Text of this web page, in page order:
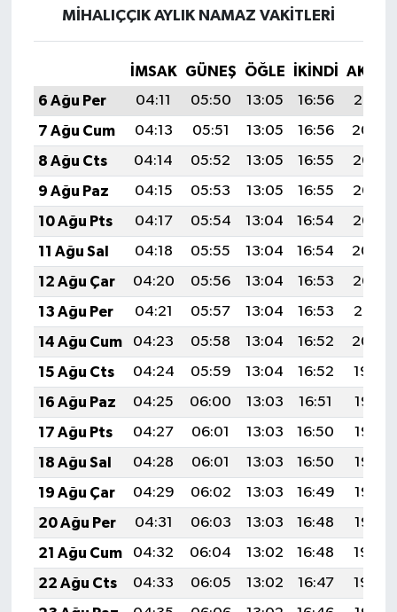
MIHALIÇÇIK AYLIK NAMAZ VAKITLERI
İMSAK GÜNEŞ ÖĞLE İKINDI
6 Ağu Per
04:11 05:50 13:05 16:56
20:10
7 Ağu Cum
04:13 05:51 13:05 16:56
20:09
8 Ağu Cts
04:14 05:52 13:05 16:55
20:08
9 Ağu Paz
04:15 05:53 13:05 16:55
20:06
10 Ağu Pts
04:17 05:54 13:04 16:54
20:05
11 Ağu Sal
04:18 05:55 13:04 16:54
20:04
12 Ağu Çar
04:20 05:56 13:04 16:53
20:03
13 Ağu Per
04:21 05:57 13:04 16:53
20:01
14 Ağu Cum
04:23 05:58 13:04 16:52
20:00
15 Ağu Cts
04:24 05:59 13:04 16:52
19:59
16 Ağu Paz
04:25 06:00 13:03 16:51
19:57
17 Ağu Pts
04:27 06:01 13:03 16:50
19:56
18 Ağu Sal
04:28 06:01 13:03 16:50
19:55
19 Ağu Çar
04:29 06:02 13:03 16:49
19:53
20 Ağu Per
04:31 06:03 13:03 16:48
19:52
21 Ağu Cum
04:32 06:04 13:02 16:48
19:50
22 Ağu Cts
04:33 06:05 13:02 16:47
19:49